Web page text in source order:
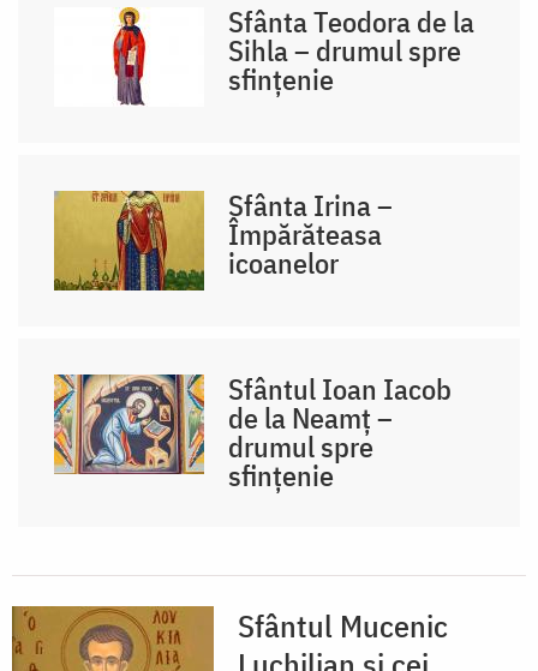
Sfânta Teodora de la
Sihla – drumul spre
sfințenie
Sfânta Irina –
Împărăteasa
icoanelor
Sfântul Ioan Iacob
de la Neamț –
drumul spre
sfințenie
Sfântul Mucenic